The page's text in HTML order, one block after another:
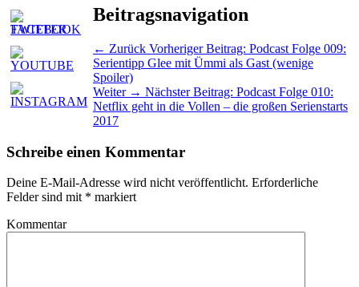
Beitragsnavigation
← Zurück Vorheriger Beitrag: Podcast Folge 009:
Serientipp Glee mit Ümmi als Gast (wenige
Spoiler)
Weiter → Nächster Beitrag: Podcast Folge 010:
Netflix geht in die Vollen – die großen Serienstarts
2017
Schreibe einen Kommentar
Deine E-Mail-Adresse wird nicht veröffentlicht. Erforderliche
Felder sind mit * markiert
Kommentar